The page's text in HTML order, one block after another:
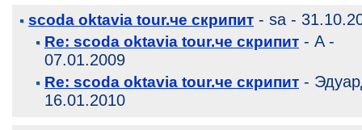
scoda oktavia tour.че скрипит - sa -
Re: scoda oktavia tour.че скрипит - A -
07.01.2009
Re: scoda oktavia tour.че скрипит -
16.01.2010